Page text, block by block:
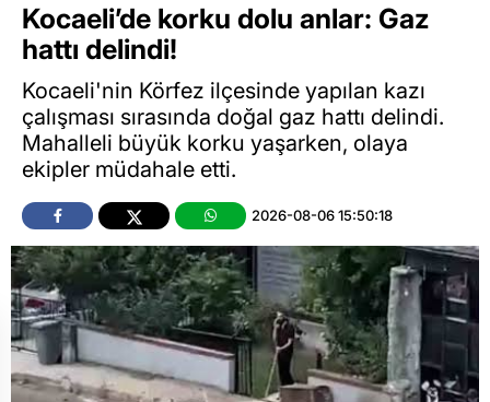
Kocaeli’de korku dolu anlar: Gaz
hattı delindi!
Kocaeli'nin Körfez ilçesinde yapılan kazı
çalışması sırasında doğal gaz hattı delindi.
Mahalleli büyük korku yaşarken, olaya
ekipler müdahale etti.
2026-08-06 15:50:18